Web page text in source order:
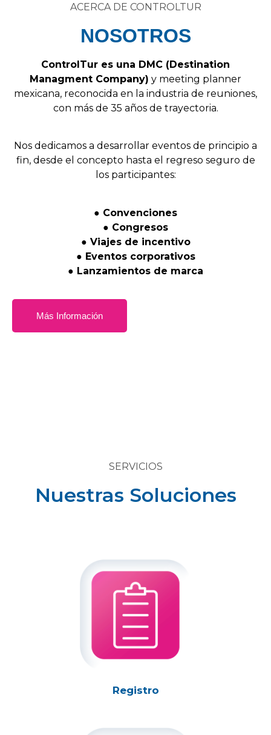
ACERCA DE CONTROLTUR
NOSOTROS
ControlTur es una DMC (Destination
Managment Company) y meeting planner
mexicana, reconocida en la industria de reuniones,
con más de 35 años de trayectoria.
Nos dedicamos a desarrollar eventos de principio a
fin, desde el concepto hasta el regreso seguro de
los participantes:
● Convenciones
● Congresos
● Viajes de incentivo
● Eventos corporativos
● Lanzamientos de marca
Más Información
SERVICIOS
Nuestras Soluciones
Registro